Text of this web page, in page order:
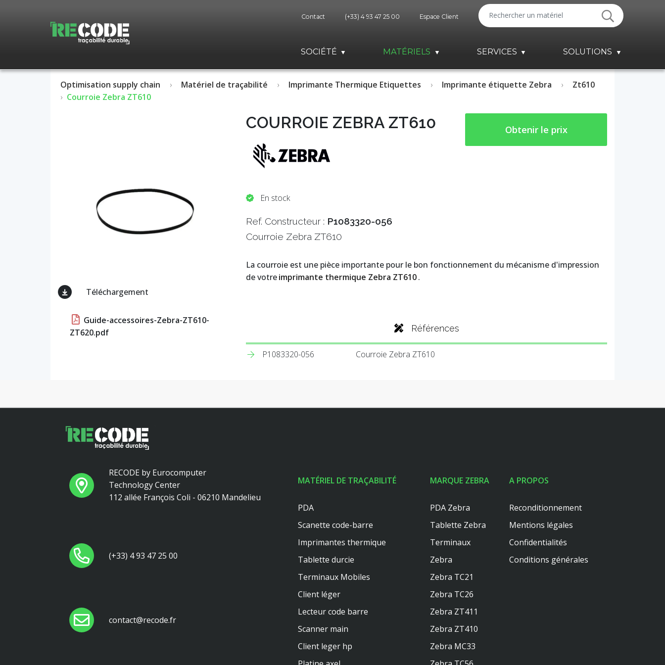
Contact (+33) 4 93 47 25 00 Espace Client
SOCIÉTÉ MATÉRIELS SERVICES SOLUTIONS
Optimisation supply chain Matériel de traçabilité Imprimante Thermique Etiquettes Imprimante étiquette Zebra
Zt610
Courroie Zebra ZT610
Téléchargement
Guide-accessoires-Zebra-ZT610-
ZT620.pdf
COURROIE ZEBRA ZT610 Obtenir le prix
En stock
Ref. Constructeur : P1083320-056
Courroie Zebra ZT610
La courroie est une pièce importante pour le bon fonctionnement du mécanisme d'impression
de votreimprimante thermique Zebra ZT610.
Références
P1083320-056 Courroie Zebra ZT610
RECODE by Eurocomputer
Technology Center
112 allée François Coli - 06210 Mandelieu
(+33) 4 93 47 25 00
contact@recode.fr
MATÉRIEL DE TRAÇABILITÉ
PDA
Scanette code-barre
Imprimantes thermique
Tablette durcie
Terminaux Mobiles
Client léger
Lecteur code barre
Scanner main
Client leger hp
MARQUE ZEBRA
PDA Zebra
Tablette Zebra
Terminaux
Zebra
Zebra TC21
Zebra TC26
Zebra ZT411
Zebra ZT410
Zebra MC33
A PROPOS
Reconditionnement
Mentions légales
Confidentialités
Conditions générales